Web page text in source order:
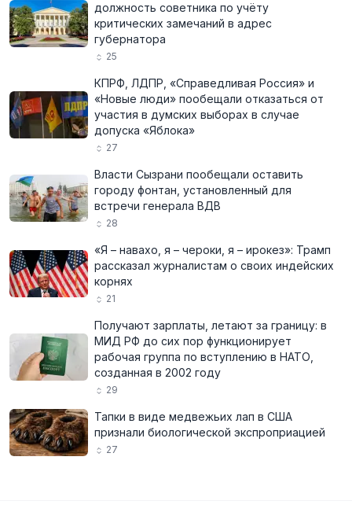
должность советника по учёту
критических замечаний в адрес
губернатора
25
КПРФ, ЛДПР, «Справедливая Россия» и
«Новые люди» пообещали отказаться от
участия в думских выборах в случае
допуска «Яблока»
27
Власти Сызрани пообещали оставить
городу фонтан, установленный для
встречи генерала ВДВ
28
«Я – навахо, я – чероки, я – ирокез»: Трамп
рассказал журналистам о своих индейских
корнях
21
Получают зарплаты, летают за границу: в
МИД РФ до сих пор функционирует
рабочая группа по вступлению в НАТО,
созданная в 2002 году
29
Тапки в виде медвежьих лап в США
признали биологической экспроприацией
27